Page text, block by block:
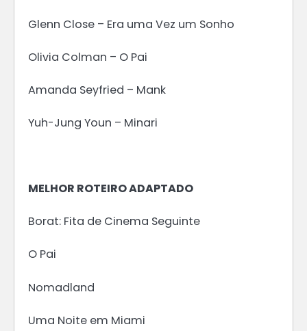
Glenn Close – Era uma Vez um Sonho
Olivia Colman – O Pai
Amanda Seyfried – Mank
Yuh-Jung Youn – Minari
MELHOR ROTEIRO ADAPTADO
Borat: Fita de Cinema Seguinte
O Pai
Nomadland
Uma Noite em Miami